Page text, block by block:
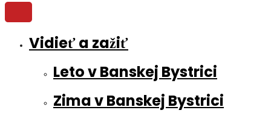
Vidieť a zažiť
Leto v Banskej Bystrici
Zima v Banskej Bystrici